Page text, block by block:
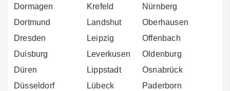
Dormagen
Krefeld
Nürnberg
Dortmund
Landshut
Oberhausen
Dresden
Leipzig
Offenbach
Duisburg
Leverkusen
Oldenburg
Düren
Lippstadt
Osnabrück
Düsseldorf
Lübeck
Paderborn